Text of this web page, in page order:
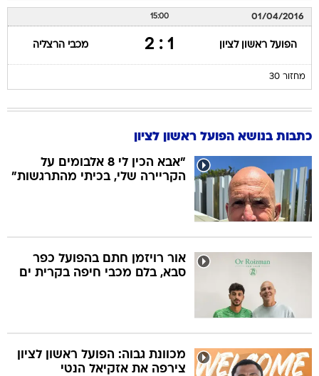
01/04/2016
15:00
הפועל ראשון לציון 1 : 2 מכבי הרצליה
מחזור 30
כתבות בנושא הפועל ראשון לציון
"אבא הכין לי 8 אלבומים על
הקריירה שלי, בכיתי מהתרגשות"
אור רויזמן חתם בהפועל כפר
סבא, בלם מכבי חיפה בקרית ים
מכוונת גבוה: הפועל ראשון לציון
צירפה את אזקיאל הנטי